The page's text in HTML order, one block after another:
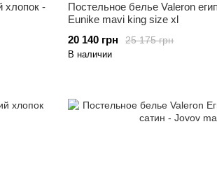
хлопок -
Постельное белье Valeron
Eunike mavi king size xl
25 175 грн
20 140 грн
В наличии